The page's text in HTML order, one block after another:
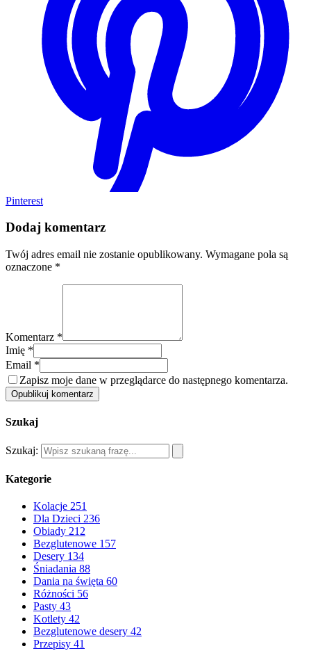
Pinterest
Dodaj komentarz
Twój adres email nie zostanie opublikowany. Wymagane pola są
oznaczone *
Komentarz *
Imię *
Email *
Zapisz moje dane w przeglądarce do następnego komentarza.
Opublikuj komentarz
Szukaj
Szukaj:
Kategorie
Kolacje 251
Dla Dzieci 236
Obiady 212
Bezglutenowe 157
Desery 134
Śniadania 88
Dania na święta 60
Różności 56
Pasty 43
Kotlety 42
Bezglutenowe desery 42
Przepisy 41